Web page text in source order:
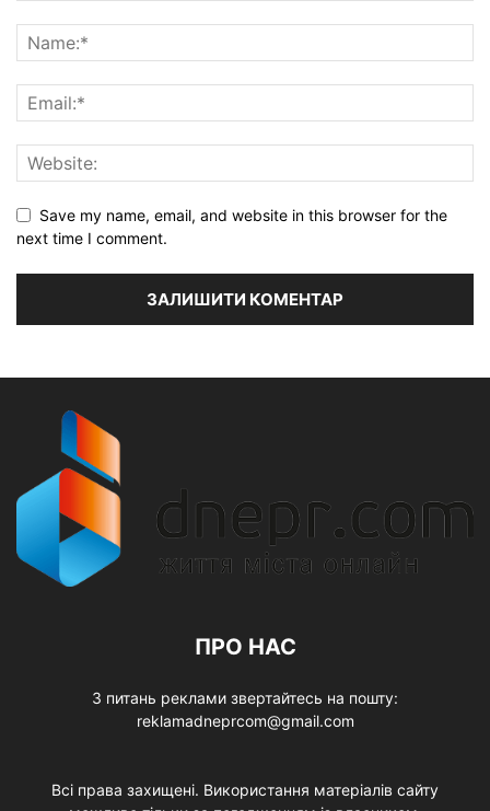
Save my name, email, and website in this browser for the
next time I comment.
ПРО НАС
З питань реклами звертайтесь на пошту:
reklamadneprcom@gmail.com
Всі права захищені. Використання матеріалів сайту